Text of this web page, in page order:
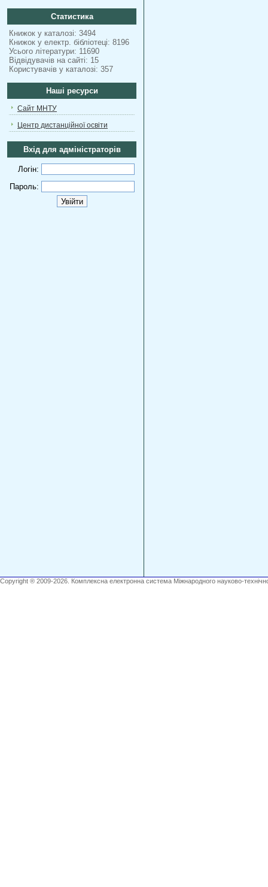
Статистика
Книжок у каталозі: 3494
Книжок у електр. бібліотеці: 8196
Усього літератури: 11690
Відвідувачів на сайті: 15
Користувачів у каталозі: 357
Наші ресурси
Сайт МНТУ
Центр дистанційної освіти
Вхід для адміністраторів
Логін:
Пароль:
Copyright ® 2009-2026. Комплексна електронна система Міжнародного науково-